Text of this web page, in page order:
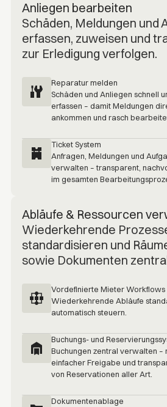
Anliegen bearbeiten
Schäden, Meldungen und
erfassen, zuweisen und
zur Erledigung verfolgen.
Reparatur melden
Schäden und Anliegen schnell
erfassen – damit Meldungen
ankommen und rasch
Ticket System
Anfragen, Meldungen und
verwalten – transparent,
im gesamten
Abläufe & Ressourcen
W‍iederkehrende
standardisieren und
sowie Dokumenten
Vordefinierte Mieter Workflows
Wiederkehrende Abläufe
automatisch steuern.
Buchungs- und
Buchungen zentral verwalten –
einfacher Freigabe und
von Reservationen aller Art.
Dokumentenablage